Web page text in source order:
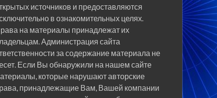
источников и предоставляются
в ознакомительных целях.
на материалы принадлежат их
Администрация сайта
за содержание материала не
Если Вы обнаружили на нашем сайте
которые нарушают авторские
принадлежащие Вам, Вашей компании